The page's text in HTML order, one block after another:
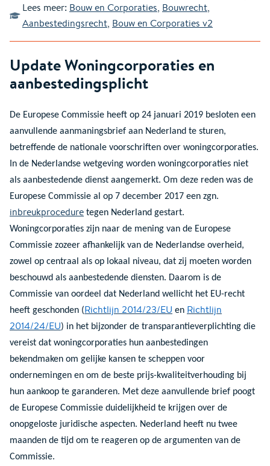
Lees meer: Bouw en Corporaties, Bouwrecht,
Aanbestedingsrecht, Bouw en Corporaties v2
Update Woningcorporaties en
aanbestedingsplicht
De Europese Commissie heeft op 24 januari 2019 besloten een
aanvullende aanmaningsbrief aan Nederland te sturen,
betreffende de nationale voorschriften over woningcorporaties.
In de Nederlandse wetgeving worden woningcorporaties niet
als aanbestedende dienst aangemerkt. Om deze reden was de
Europese Commissie al op 7 december 2017 een zgn.
inbreukprocedure tegen Nederland gestart.
Woningcorporaties zijn naar de mening van de Europese
Commissie zozeer afhankelijk van de Nederlandse overheid,
zowel op centraal als op lokaal niveau, dat zij moeten worden
beschouwd als aanbestedende diensten. Daarom is de
Commissie van oordeel dat Nederland wellicht het EU-recht
heeft geschonden (Richtlijn 2014/23/EU en Richtlijn
2014/24/EU) in het bijzonder de transparantieverplichting die
vereist dat woningcorporaties hun aanbestedingen
bekendmaken om gelijke kansen te scheppen voor
ondernemingen en om de beste prijs-kwaliteitverhouding bij
hun aankoop te garanderen. Met deze aanvullende brief poogt
de Europese Commissie duidelijkheid te krijgen over de
onopgeloste juridische aspecten. Nederland heeft nu twee
maanden de tijd om te reageren op de argumenten van de
Commissie.